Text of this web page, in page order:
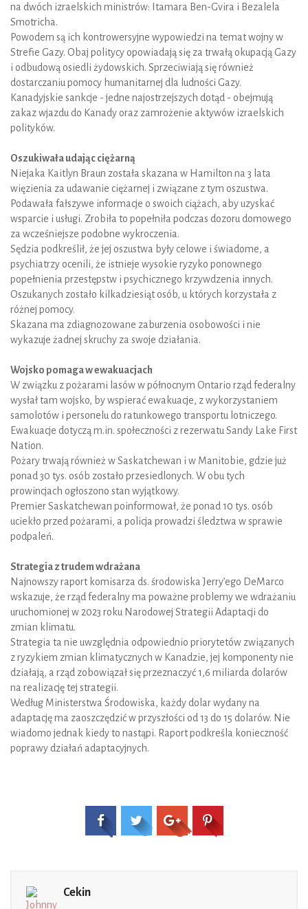
na dwóch izraelskich ministrów: Itamara Ben-Gvira i Bezalela
Smotricha.
Powodem są ich kontrowersyjne wypowiedzi na temat wojny w
Strefie Gazy. Obaj politycy opowiadają się za trwałą okupacją Gazy
i odbudową osiedli żydowskich. Sprzeciwiają się również
dostarczaniu pomocy humanitarnej dla ludności Gazy.
Kanadyjskie sankcje - jedne najostrzejszych dotąd - obejmują
zakaz wjazdu do Kanady oraz zamrożenie aktywów izraelskich
polityków.
Oszukiwała udając ciężarną
Niejaka Kaitlyn Braun została skazana w Hamilton na 3 lata
więzienia za udawanie ciężarnej i związane z tym oszustwa.
Podawała fałszywe informacje o swoich ciążach, aby uzyskać
wsparcie i usługi. Zrobiła to popełniła podczas dozoru domowego
za wcześniejsze podobne wykroczenia.
Sędzia podkreślił, że jej oszustwa były celowe i świadome, a
psychiatrzy ocenili, że istnieje wysokie ryzyko ponownego
popełnienia przestępstw i psychicznego krzywdzenia innych.
Oszukanych zostało kilkadziesiąt osób, u których korzystała z
różnej pomocy.
Skazana ma zdiagnozowane zaburzenia osobowości i nie
wykazuje żadnej skruchy za swoje działania.
Wojsko pomaga w ewakuacjach
W związku z pożarami lasów w północnym Ontario rząd federalny
wysłał tam wojsko, by wspierać ewakuacje, z wykorzystaniem
samolotów i personelu do ratunkowego transportu lotniczego.
Ewakuacje dotyczą m.in. społeczności z rezerwatu Sandy Lake First
Nation.
Pożary trwają również w Saskatchewan i w Manitobie, gdzie już
ponad 30 tys. osób zostało przesiedlonych. W obu tych
prowincjach ogłoszono stan wyjątkowy.
Premier Saskatchewan poinformował, że ponad 10 tys. osób
uciekło przed pożarami, a policja prowadzi śledztwa w sprawie
podpaleń.
Strategia z trudem wdrażana
Najnowszy raport komisarza ds. środowiska Jerry’ego DeMarco
wskazuje, że rząd federalny ma poważne problemy we wdrażaniu
uruchomionej w 2023 roku Narodowej Strategii Adaptacji do
zmian klimatu.
Strategia ta nie uwzględnia odpowiednio priorytetów związanych
z ryzykiem zmian klimatycznych w Kanadzie, jej komponenty nie
działają, a rząd zobowiązał się przeznaczyć 1,6 miliarda dolarów
na realizację tej strategii.
Według Ministerstwa Środowiska, każdy dolar wydany na
adaptację ma zaoszczędzić w przyszłości od 13 do 15 dolarów. Nie
wiadomo jednak kiedy to nastąpi. Raport podkreśla konieczność
poprawy działań adaptacyjnych.
Cekin